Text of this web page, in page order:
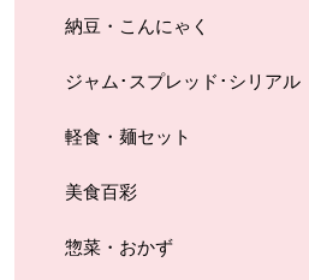
納豆・こんにゃく
ジャム･スプレッド･シリアル
軽食・麺セット
美食百彩
惣菜・おかず